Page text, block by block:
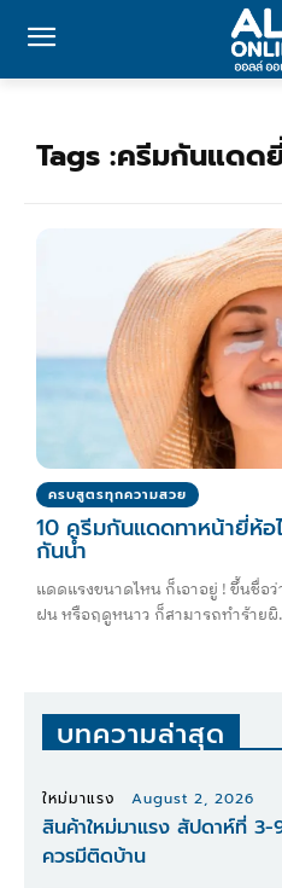
Tags :ครีมกันแดด
ครบสูตรทุกความสวย
10 ครีมกันแดดทาหน้ายี่ห้
กันน้ำ
แดดแรงขนาดไหน ก็เอาอยู่ ! ขึ้นชื่อ
ฝน หรือฤดูหนาว ก็สามารถทำร้ายผิ
บทความล่าสุด
ใหม่มาแรง August 2, 2026
สินค้าใหม่มาแรง สัปดาห์ที่ 3-
ควรมีติดบ้าน